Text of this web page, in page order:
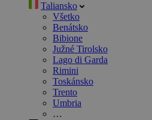
Taliansko
Všetko
Benátsko
Bibione
Južné Tirolsko
Lago di Garda
Rimini
Toskánsko
Trento
Umbria
…